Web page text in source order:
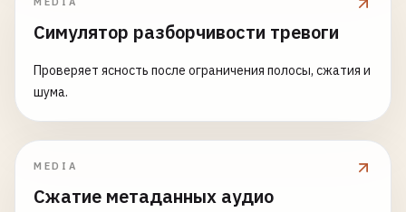
Симулятор разборчивости тревоги
Проверяет ясность после ограничения полосы, сжатия и
шума.
MEDIA
Сжатие метаданных аудио